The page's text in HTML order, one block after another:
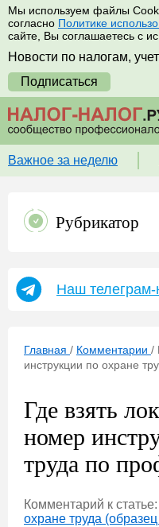
Мы используем файлы
согласно Политике
сайте, Вы соглашаетесь с
Новости по налогам,
Подписаться
Важное за неделю
Рубрикатор
Наш телеграм-
Главная / Комментарии /
инструкции по охране
Где взять
номер
труда по
Комментарий к статье:
охране труда